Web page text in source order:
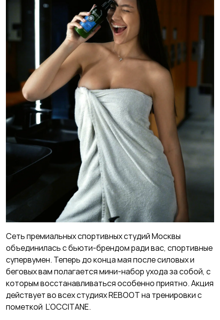
Сеть премиальных спортивных студий Москвы
объединилась с бьюти-брендом ради вас, спортивные
супервумен. Теперь до конца мая после силовых и
беговых вам полагается мини-набор ухода за собой, с
которым восстанавливаться особенно приятно. Акция
действует во всех студиях REBOOT на тренировки с
пометкой L’OCCITANE.